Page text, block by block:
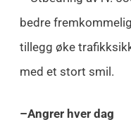
bedre
tillegg øke
med et stort smil.
–Angrer hver dag